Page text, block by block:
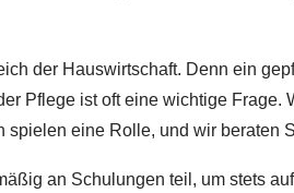
der Hauswirtschaft. Denn ein
Pflege ist oft eine wichtige Frage.
eine Rolle, und wir beraten
an Schulungen teil, um stets